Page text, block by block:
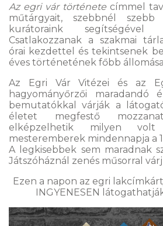
Az egri vár története címmel
műtárgyait, szebbnél szebb
kurátoraink
Csatlakozzanak a szakmai
órai kezdettel és tekintsenek
éves történetének főbb
Az Egri Vár Vitézei és az
hagyományőrzői maradandó
bemutatókkal várják a
életet megfestő
elképzelhetik milyen
mesteremberek mindennapja a
A legkisebbek sem maradnak
Játszóháznál zenés műsorral
Ezen a napon az egri
INGYENESEN